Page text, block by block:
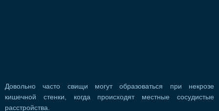
Довольно часто свищи могут образоваться при некрозе
кишечной стенки, когда происходят местные сосудистые
расстройства.